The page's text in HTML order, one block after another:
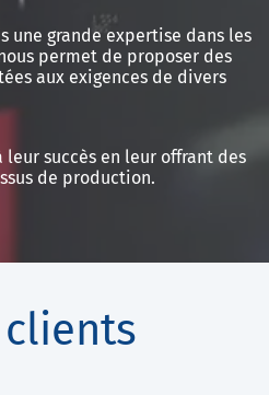
une grande expertise dans les
permet de proposer des
aux exigences de divers
succès en leur offrant des
de production.